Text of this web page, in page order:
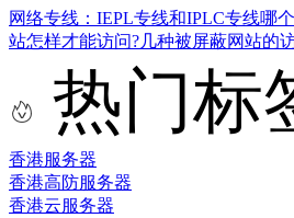
网络专线：IEPL专线和IPLC专线哪
站怎样才能访问?几种被屏蔽网站的
热门标
香港服务器
香港高防服务器
香港云服务器